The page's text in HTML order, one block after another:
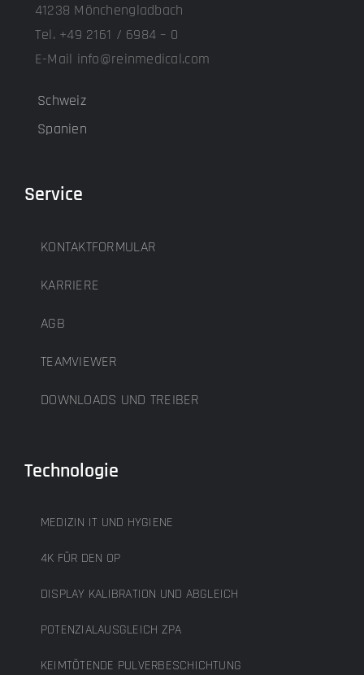
41238 Mönchengladbach
Tel. +49 2161 / 6984 – 0
E-Mail info@reinmedical.com
Schweiz
Spanien
Service
KONTAKTFORMULAR
KARRIERE
AGB
TEAMVIEWER
DOWNLOADS UND TREIBER
Technologie
MEDIZIN IT UND HYGIENE
4K FÜR DEN OP
DISPLAY KALIBRATION UND ABGLEICH
POTENZIALAUSGLEICH ZPA
KEIMTÖTENDE PULVERBESCHICHTUNG